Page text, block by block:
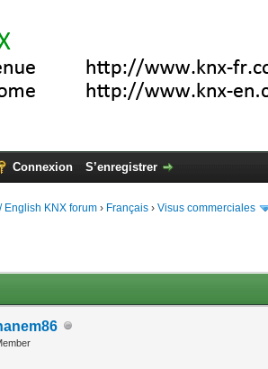
Connexion S’enregistrer
English KNX forum › Français ›Visus commerciales